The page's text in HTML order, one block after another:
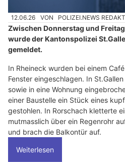
12.06.26 VON POLIZEI.NEWS
Zwischen Donnerstag und
wurde der Kantonspolizei
gemeldet.
In Rheineck wurden bei einem
Fenster eingeschlagen. In
sowie in eine Wohnung
einer Baustelle ein Stück eines
gestohlen. In Rorschach kletterte
mutmasslich über ein Regenrohr
und brach die Balkontür auf.
Weiterlesen